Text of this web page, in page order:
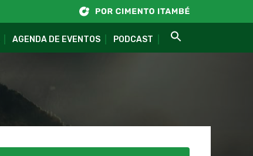
AGENDA DE EVENTOS PODCAST